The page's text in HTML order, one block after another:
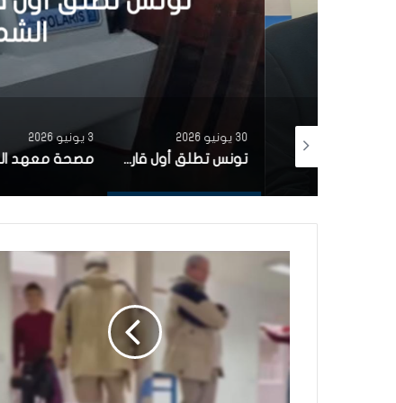
30 يونيو 2026
تونس تطلق أول قارب صيد كهربائي يعمل بالطاقة الشمسية في المتوسط